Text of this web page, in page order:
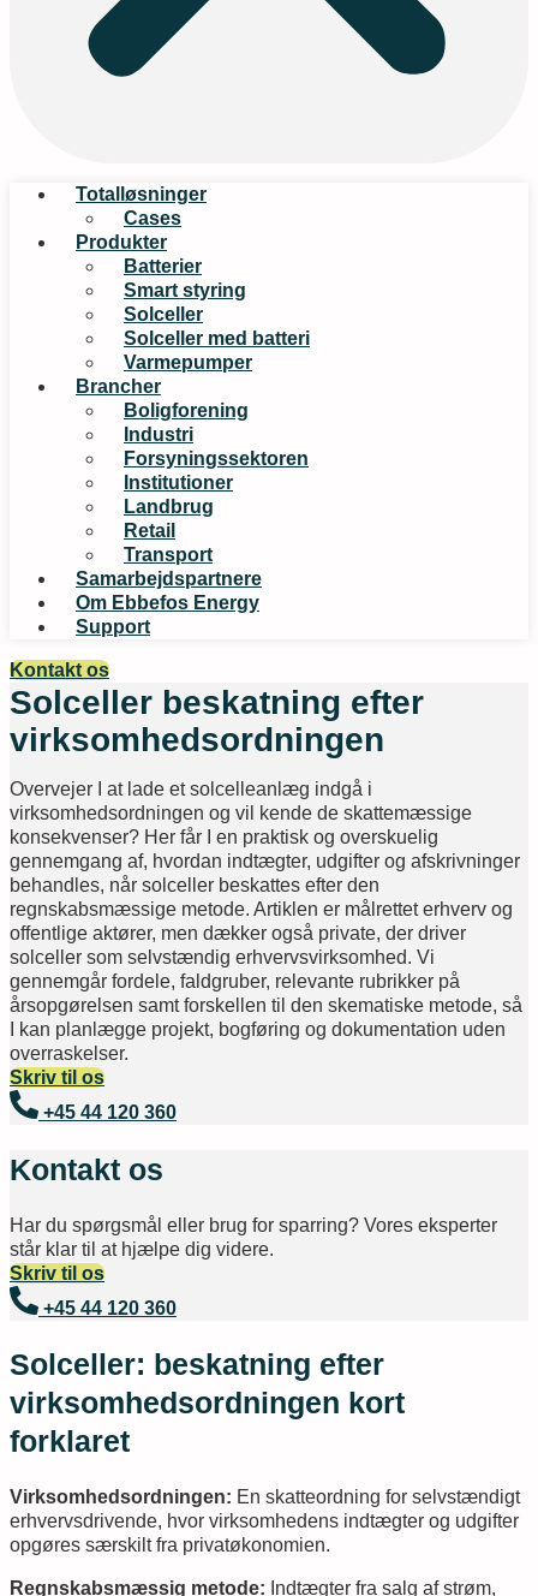
Totalløsninger
Cases
Produkter
Batterier
Smart styring
Solceller
Solceller med batteri
Varmepumper
Brancher
Boligforening
Industri
Forsyningssektoren
Institutioner
Landbrug
Retail
Transport
Samarbejdspartnere
Om Ebbefos Energy
Support
Kontakt os
Solceller beskatning efter
virksomhedsordningen
Overvejer I at lade et solcelleanlæg indgå i
virksomhedsordningen og vil kende de skattemæssige
konsekvenser? Her får I en praktisk og overskuelig
gennemgang af, hvordan indtægter, udgifter og afskrivninger
behandles, når solceller beskattes efter den
regnskabsmæssige metode. Artiklen er målrettet erhverv og
offentlige aktører, men dækker også private, der driver
solceller som selvstændig erhvervsvirksomhed. Vi
gennemgår fordele, faldgruber, relevante rubrikker på
årsopgørelsen samt forskellen til den skematiske metode, så
I kan planlægge projekt, bogføring og dokumentation uden
overraskelser.
Skriv til os
+45 44 120 360
Kontakt os
Har du spørgsmål eller brug for sparring? Vores eksperter
står klar til at hjælpe dig videre.
Skriv til os
+45 44 120 360
Solceller: beskatning efter
virksomhedsordningen kort
forklaret
Virksomhedsordningen: En skatteordning for selvstændigt
erhvervsdrivende, hvor virksomhedens indtægter og udgifter
opgøres særskilt fra privatøkonomien.
Regnskabsmæssig metode: Indtægter fra salg af strøm,